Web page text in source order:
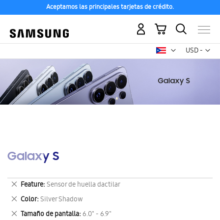
Aceptamos las principales tarjetas de crédito.
USD -
dólar
Mi carrito
Galaxy S
Feature Sensor de huella dactilar
Eliminar
este
artículo
Color Silver Shadow
Eliminar
este
Tamaño de pantalla 6.0" - 6.9"
Eliminar